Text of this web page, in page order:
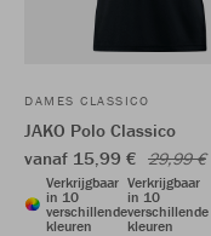
DAMES CLASSICO
JAKO Polo Classico
vanaf 15,99 € 29,99 €
Verkrijgbaar
in 10
verschillende
kleuren
Verkrijgbaar
in 10
verschillende
kleuren